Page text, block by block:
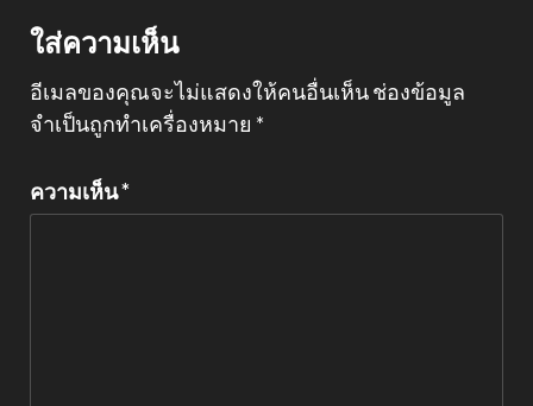
ใส่ความเห็น
อีเมลของคุณจะไม่แสดงให้คนอื่นเห็นช่องข้อมูล
จำเป็นถูกทำเครื่องหมาย *
ความเห็น*